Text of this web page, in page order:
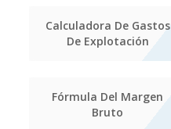
Calculadora De Gastos
De Explotación
Fórmula Del Margen
Bruto